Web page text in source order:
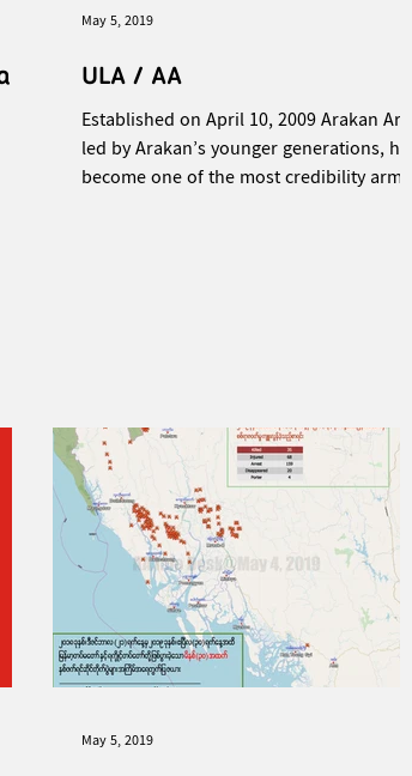
ULA / AA
Established on April 10, 2009 Arakan Army
led by Arakan’s younger generations, has
become one of the most credibility army
May 5, 2019
May 5, 2019